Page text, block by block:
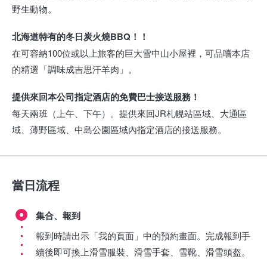
野生動物。
北海道特有的冬日炭火燒BBQ！！
在可容納100位或以上旅客的巨大雪中山小屋裡，可品嚐本店
的精選「調味成吉思汗羊肉」。
提供來回本公司指定酒店的免費巴士接送服務！
每天兩班（上午、下午）。提供來回JR札幌站區域、大通區
域、薄野區域、中島公園區域內指定酒店的接送服務。
當日流程
集合、報到
報到時請出示「我的頁面」中的預約畫面。完成報到手
續後即可換上滑雪服裝、滑雪手套、雪靴、滑雪頭盔。